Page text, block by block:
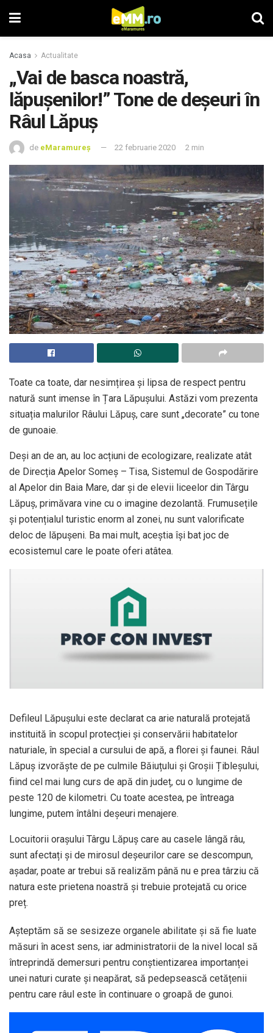
Acasa Actualitate
„Vai de basca noastră,
lăpușenilor!” Tone de deșeuri în
Râul Lăpuș
de eMaramureș 22 februarie 2020 2 min
Toate ca toate, dar nesimțirea și lipsa de respect pentru
natură sunt imense în Țara Lăpușului. Astăzi vom prezenta
situația malurilor Râului Lăpuș, care sunt „decorate” cu tone
de gunoaie.
Deși an de an, au loc acțiuni de ecologizare, realizate atât
de Direcția Apelor Someș – Tisa, Sistemul de Gospodărire
al Apelor din Baia Mare, dar și de elevii liceelor din Târgu
Lăpuș, primăvara vine cu o imagine dezolantă. Frumusețile
și potențialul turistic enorm al zonei, nu sunt valorificate
deloc de lăpușeni. Ba mai mult, aceștia își bat joc de
ecosistemul care le poate oferi atâtea.
Defileul Lăpușului este declarat ca arie naturală protejată
instituită în scopul protecției și conservării habitatelor
naturiale, în special a cursului de apă, a florei și faunei. Râul
Lăpuș izvorăște de pe culmile Băiuțului și Groșii Țibleșului,
fiind cel mai lung curs de apă din județ, cu o lungime de
peste 120 de kilometri. Cu toate acestea, pe întreaga
lungime, putem întâlni deșeuri menajere.
Locuitorii orașului Târgu Lăpuș care au casele lângă râu,
sunt afectați și de mirosul deșeurilor care se descompun,
așadar, poate ar trebui să realizăm până nu e prea târziu că
natura este prietena noastră și trebuie protejată cu orice
preț.
Așteptăm să se sesizeze organele abilitate și să fie luate
măsuri în acest sens, iar administratorii de la nivel local să
întreprindă demersuri pentru conștientizarea importanței
unei naturi curate și neapărat, să pedepsească cetățenii
pentru care râul este în continuare o groapă de gunoi.